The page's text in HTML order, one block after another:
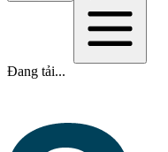
Đang tải...